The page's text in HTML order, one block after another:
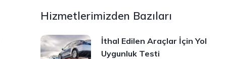
Hizmetlerimizden Bazıları
İthal Edilen Araçlar İçin Yol
Uygunluk Testi